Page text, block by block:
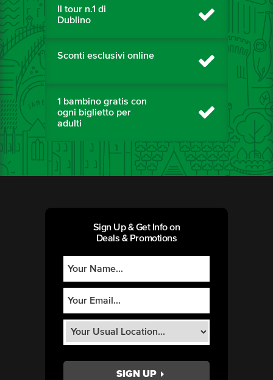
Il tour n.1 di
Dublino
Sconti esclusivi online
1 bambino gratis con
ogni biglietto per
adulti
Sign Up & Get Info on
Deals & Promotions